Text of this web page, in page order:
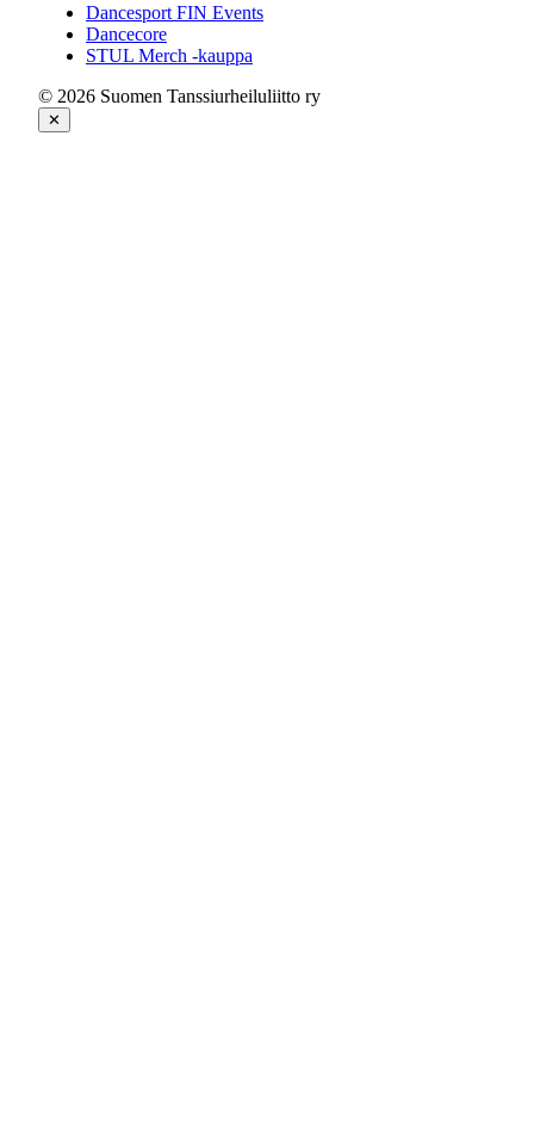
Dancesport FIN Events
Dancecore
STUL Merch -kauppa
© 2026 Suomen Tanssiurheiluliitto ry
✕